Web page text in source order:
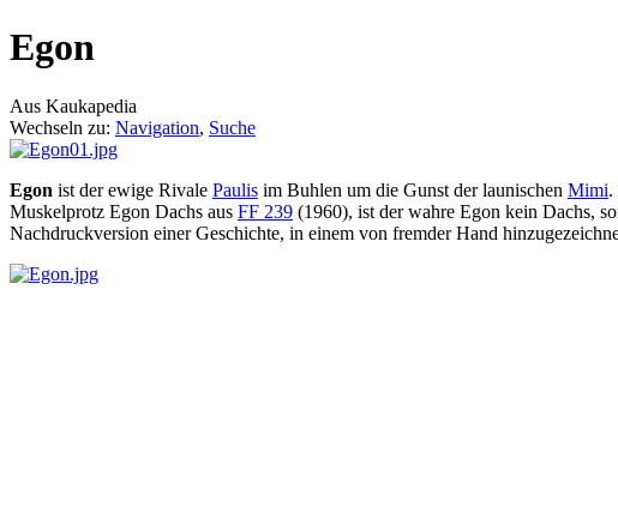
Egon
Aus Kaukapedia
Wechseln zu: Navigation, Suche
Egon ist der ewige Rivale Paulis im Buhlen um die Gunst der launischen Mimi.
Muskelprotz Egon Dachs aus FF 239 (1960), ist der wahre Egon kein Dachs,
Nachdruckversion einer Geschichte, in einem von fremder Hand